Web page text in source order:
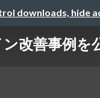
downloads, hide
改善事例を